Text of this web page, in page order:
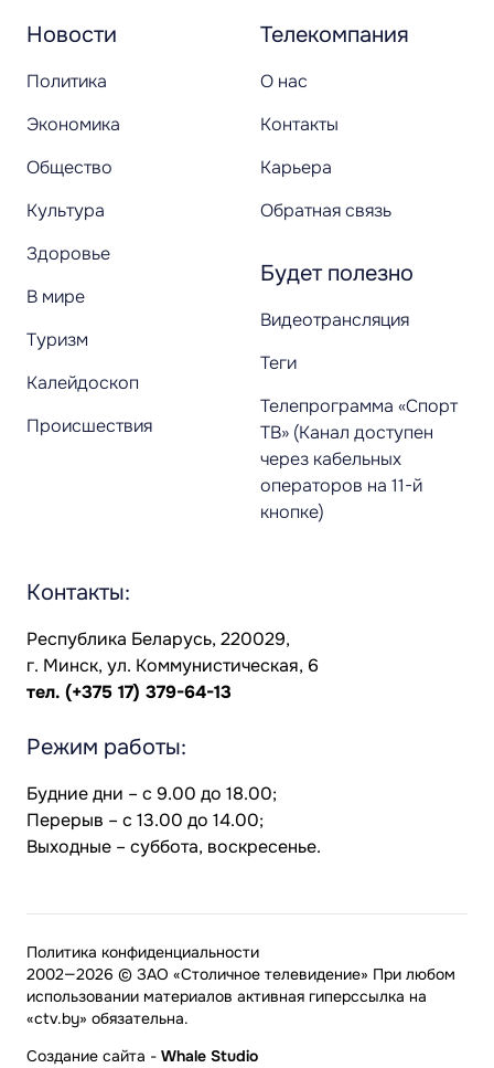
Новости
Политика
Экономика
Общество
Культура
Здоровье
В мире
Туризм
Калейдоскоп
Происшествия
Телекомпания
О нас
Контакты
Карьера
Обратная связь
Будет полезно
Видеотрансляция
Теги
Телепрограмма «Спорт
ТВ» (Канал доступен
через кабельных
операторов на 11-й
кнопке)
Контакты:
Республика Беларусь, 220029,
г. Минск, ул. Коммунистическая, 6
тел. (+375 17) 379-64-13
Режим работы:
Будние дни – с 9.00 до 18.00;
Перерыв – с 13.00 до 14.00;
Выходные – суббота, воскресенье.
2002—2026 © ЗАО «Столичное телевидение» При любом
использовании материалов активная гиперссылка на
«ctv.by» обязательна.
Политика конфиденциальности
Создание сайта - Whale Studio